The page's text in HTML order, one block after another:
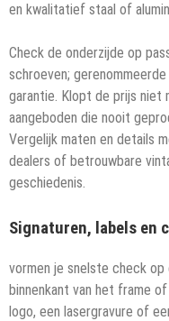
en kwalitatief staal of
Check de onderzijde op
schroeven;
garantie. Klopt de prijs
aangeboden die nooit
Vergelijk maten en details
dealers of betrouwbare
geschiedenis.
Signaturen, labels en
vormen je snelste check
binnenkant van het frame
logo, een lasergravure of